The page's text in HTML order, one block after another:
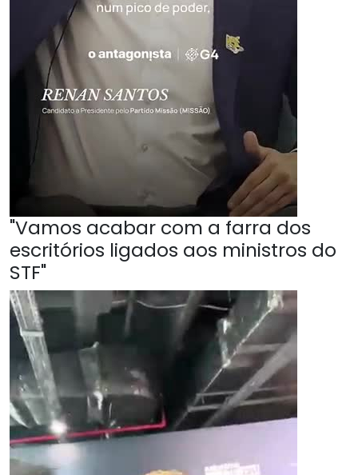
"Vamos acabar com a farra dos
escritórios ligados aos ministros do
STF"